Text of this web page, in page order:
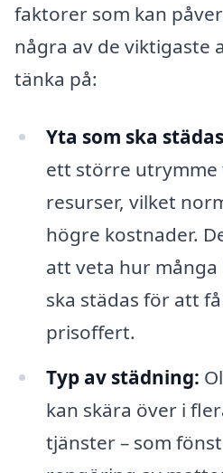
faktorer som kan
några av de viktigaste
tänka på:
Yta som ska
ett större utrymme
resurser, vilket
högre kostnader.
att veta hur
ska städas för att
prisoffert.
Typ av städning:
kan skära över i
tjänster – som